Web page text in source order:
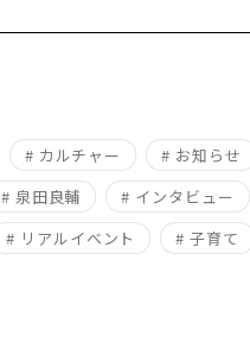
# カルチャー
# お知らせ
# 泉田良輔 # インタビュー
# リアルイベント # 子育て